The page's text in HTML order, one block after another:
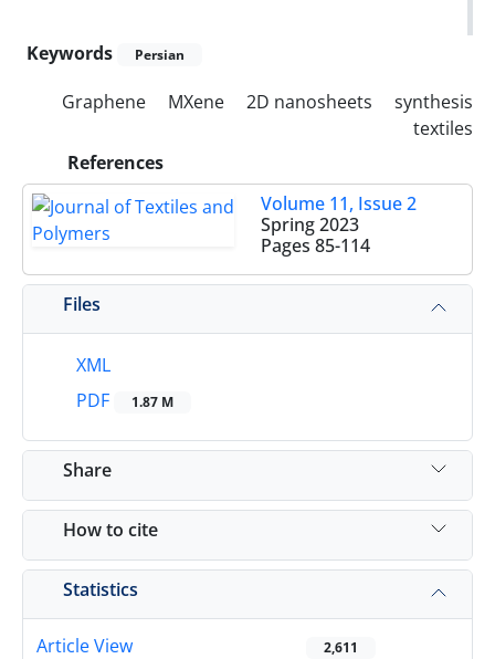
Keywords Persian
Graphene MXene 2D nanosheets
synthesis
textiles
References
Volume 11, Issue 2
Spring 2023
Pages 85-114
Files
XML
PDF
1.87 M
Share
How to cite
Statistics
Article View 2,611